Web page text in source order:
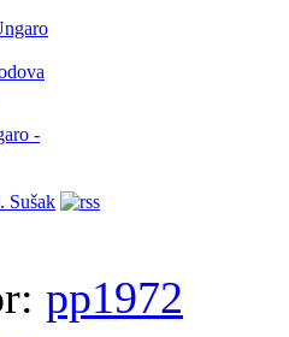
-
Sušak
pp1972